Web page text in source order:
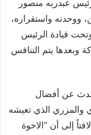
عبدربه منصور
ووحدته واستقراره،
قيادة الرئيس
وبعدها يتم التنافس
عن أفضال
والمزري الذي تعيشه
إلى أن “الاخوة